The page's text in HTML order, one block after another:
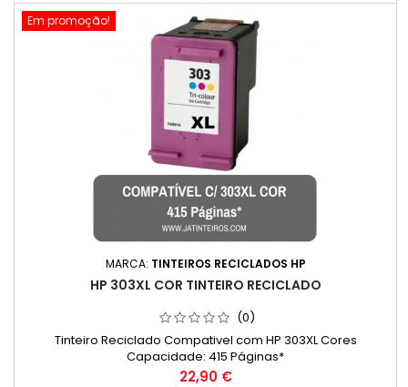
Em promoção!
MARCA: TINTEIROS RECICLADOS HP
HP 303XL COR TINTEIRO RECICLADO
(0)
Tinteiro Reciclado Compativel com HP 303XL Cores
Capacidade: 415 Páginas*
Preço
22,90 €